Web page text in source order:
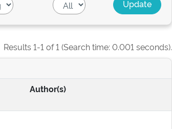
Results 1-1 of 1 (Search time: 0.001 seconds).
Author(s)